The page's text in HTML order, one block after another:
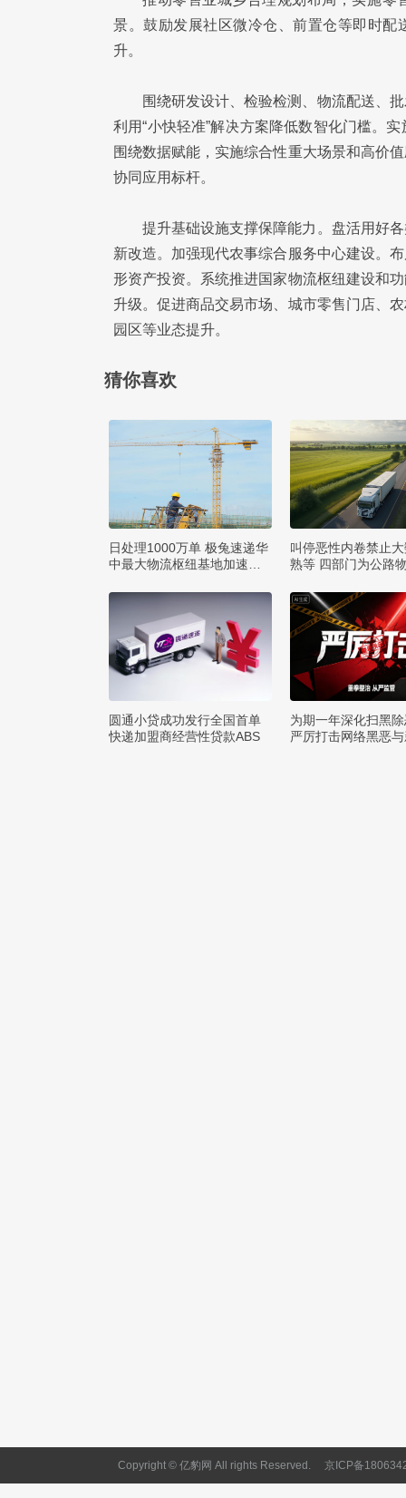
景。鼓励发展社区微冷仓、前置仓等即时配
升。
围绕研发设计、检验检测、物流配送、
利用“小快轻准”解决方案降低数智化门槛。
围绕数据赋能，实施综合性重大场景和高价
协同应用标杆。
提升基础设施支撑保障能力。盘活用好
新改造。加强现代农事综合服务中心建设。
形资产投资。系统推进国家物流枢纽建设和
升级。促进商品交易市场、城市零售门店、
园区等业态提升。
猜你喜欢
日处理1000万单 极兔速递华
中最大物流枢纽基地加速建
叫停恶性内卷禁止
熟等 四部门为公路
圆通小贷成功发行全国首单
快递加盟商经营性贷款ABS
为期一年深化扫黑
严厉打击网络黑恶
Copyright © 亿豹网 All rights Reserved. 京ICP备